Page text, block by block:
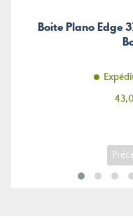
Boite Plano Edge
Prix